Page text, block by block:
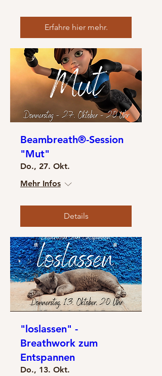
Erfahre hier mehr.
Beambreath®-Session
"Mut"
Do., 27. Okt.
Mehr Infos
Details
"loslassen" -
Breathwork zum
Entspannen
Do., 13. Okt.